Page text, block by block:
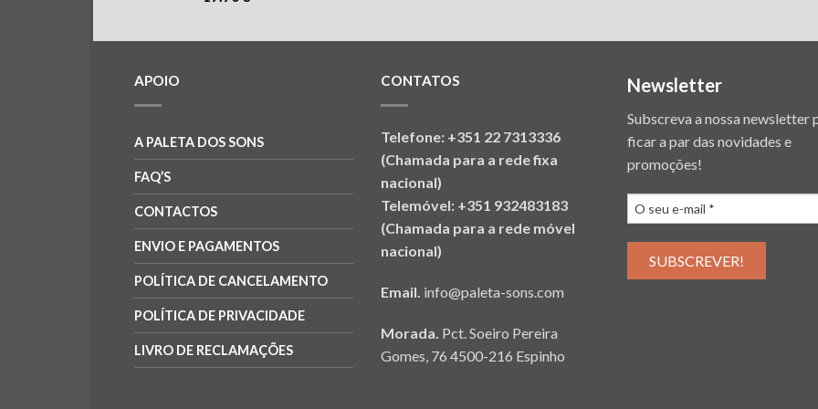
APOIO
A PALETA DOS SONS
FAQ’S
CONTACTOS
ENVIO E PAGAMENTOS
POLÍTICA DE CANCELAMENTO
POLÍTICA DE PRIVACIDADE
LIVRO DE RECLAMAÇÕES
CONTATOS
Telefone: +351 22 7313336
(Chamada para a rede fixa
nacional)
Telemóvel: +351 932483183
(Chamada para a rede móvel
nacional)
Email. info@paleta-sons.com
Morada. Pct. Soeiro Pereira
Gomes, 76 4500-216 Espinho
Newsletter
Subscreva a nossa newsletter
ficar a par das novidades e
promoções!